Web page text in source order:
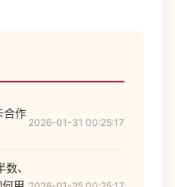
合作
2026-01-31 00:25:17
、